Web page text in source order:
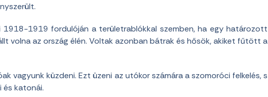
1919 fordulóján a területrablókkal szemben, ha egy határozott
volna az ország élén. Voltak azonban bátrak és hősök, akiket fűtött a
vagyunk küzdeni. Ezt üzeni az utókor számára a szomoróci felkelés, s
és katonái.